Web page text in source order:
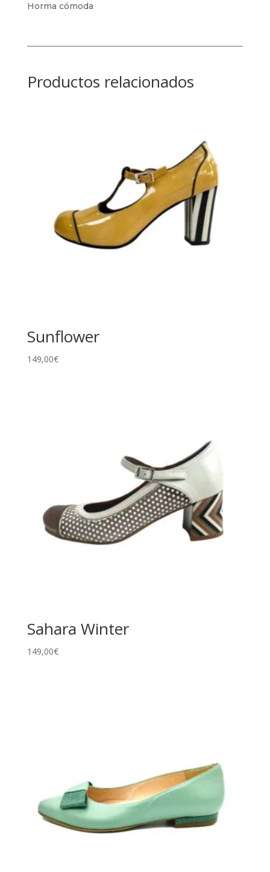
Horma cómoda
Productos relacionados
Sunflower
149,00€
Sahara Winter
149,00€